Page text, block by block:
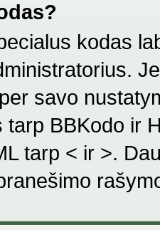
kodas
savo
tarp BBKodo ir
tarp < ir >.